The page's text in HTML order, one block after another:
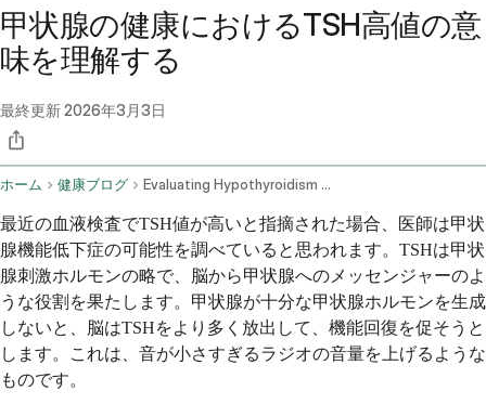
甲状腺の健康におけるTSH高値の意
味を理解する
最終更新2026年3月3日
ホーム 健康ブログ Evaluating Hypothyroidism Based On Elevated Tsh Levels
最近の血液検査でTSH値が高いと指摘された場合、医師は甲状
腺機能低下症の可能性を調べていると思われます。TSHは甲状
腺刺激ホルモンの略で、脳から甲状腺へのメッセンジャーのよ
うな役割を果たします。甲状腺が十分な甲状腺ホルモンを生成
しないと、脳はTSHをより多く放出して、機能回復を促そうと
します。これは、音が小さすぎるラジオの音量を上げるような
ものです。